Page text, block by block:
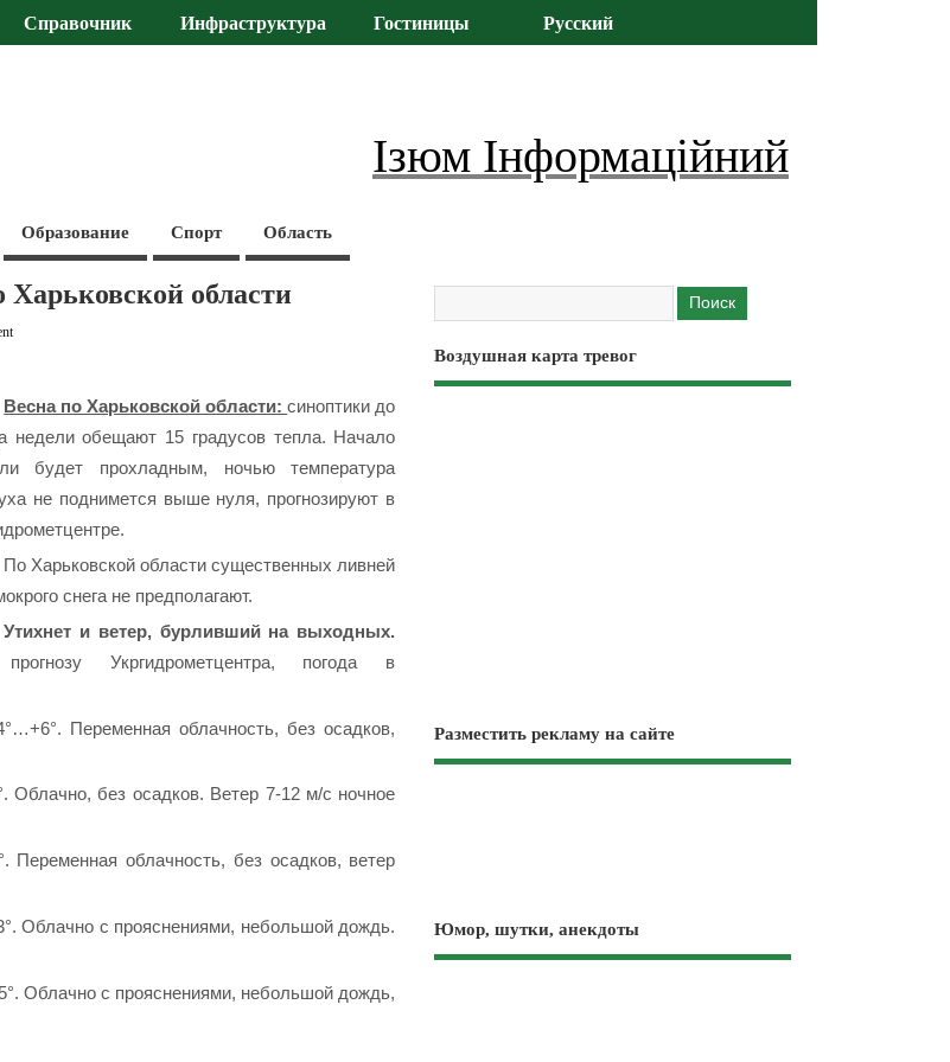
Справочник Инфраструктура Гостиницы Русский
Ізюм Інформаційний
Образование Спорт Область
Харьковской области
Весна по Харьковской области:синоптики до
недели обещают 15 градусов тепла. Начало
будет прохладным, ночью температура
не поднимется выше нуля, прогнозируют в
По Харьковской области существенных ливней
снега не предполагают.
Утихнет и ветер, бурливший на выходных.
Укргидрометцентра, погода в
Переменная облачность, без осадков,
без осадков. Ветер 7-12 м/с ночное
облачность, без осадков, ветер
Облачно с прояснениями, небольшой дождь.
Облачно с прояснениями, небольшой дождь,
Воздушная карта тревог
Разместить рекламу на сайте
Юмор, шутки, анекдоты